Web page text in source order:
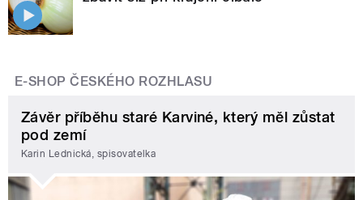
E-SHOP ČESKÉHO ROZHLASU
Závěr příběhu staré Karviné, který měl zůstat
pod zemí
Karin Lednická, spisovatelka